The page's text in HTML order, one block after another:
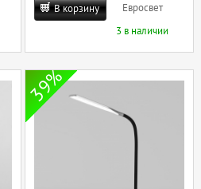
В корзину
Евросвет
3 в наличии
39%